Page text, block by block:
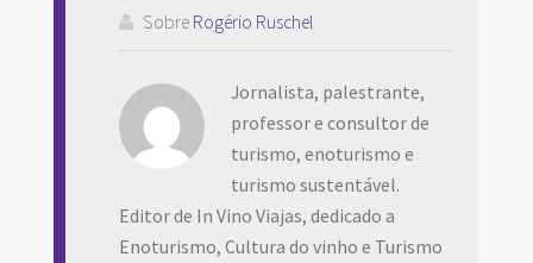
Sobre Rogério Ruschel
Jornalista, palestrante,
professor e consultor de
turismo, enoturismo e
turismo sustentável.
Editor de In Vino Viajas, dedicado a
Enoturismo, Cultura do vinho e Turismo